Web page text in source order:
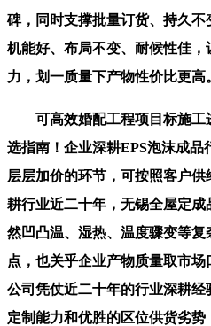
碑，同时支撑批量订货、持久
机能好、布局不变、耐候性佳
力，划一质量下产物性价比更高
可高效婚配工程项目标施工
选指南！企业深耕EPS泡沫成
层层加价的环节，可按照客户
耕行业近二十年，无锡全屋定
然凹凸温、湿热、温度骤变等
点，也关乎企业产物质量取市
公司凭仗近二十年的行业深耕
定制能力和优胜的区位供货劣